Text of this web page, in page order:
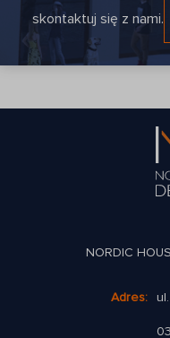
skontaktuj się z nami.
NORDIC
Adres: